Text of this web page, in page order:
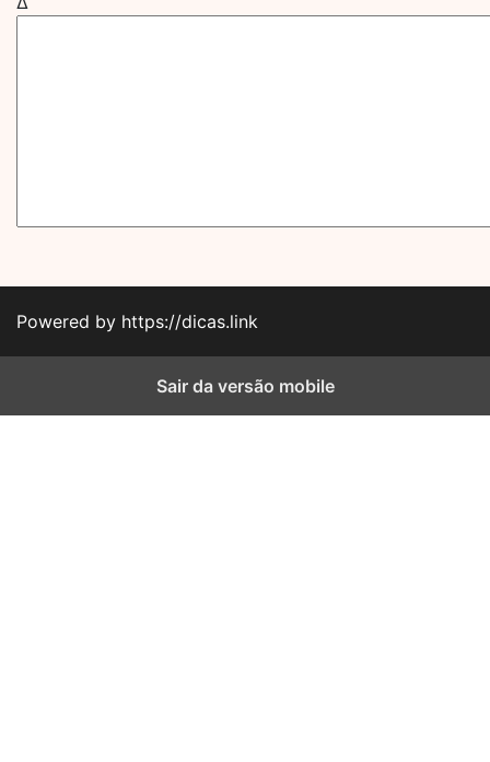
Powered by https://dicas.link
Sair da versão mobile